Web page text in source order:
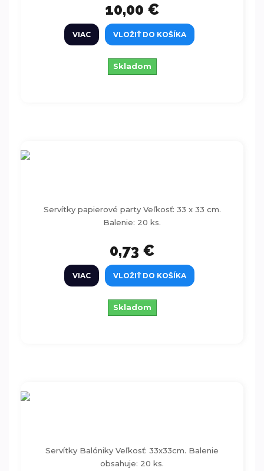
10,00 €
VIAC VLOŽIŤ DO KOŠÍKA
Skladom
Servítky papierové party Veľkosť: 33 x 33 cm.
Balenie: 20 ks.
0,73 €
VIAC VLOŽIŤ DO KOŠÍKA
Skladom
Servítky Balóniky Veľkosť: 33x33cm. Balenie
obsahuje: 20 ks.